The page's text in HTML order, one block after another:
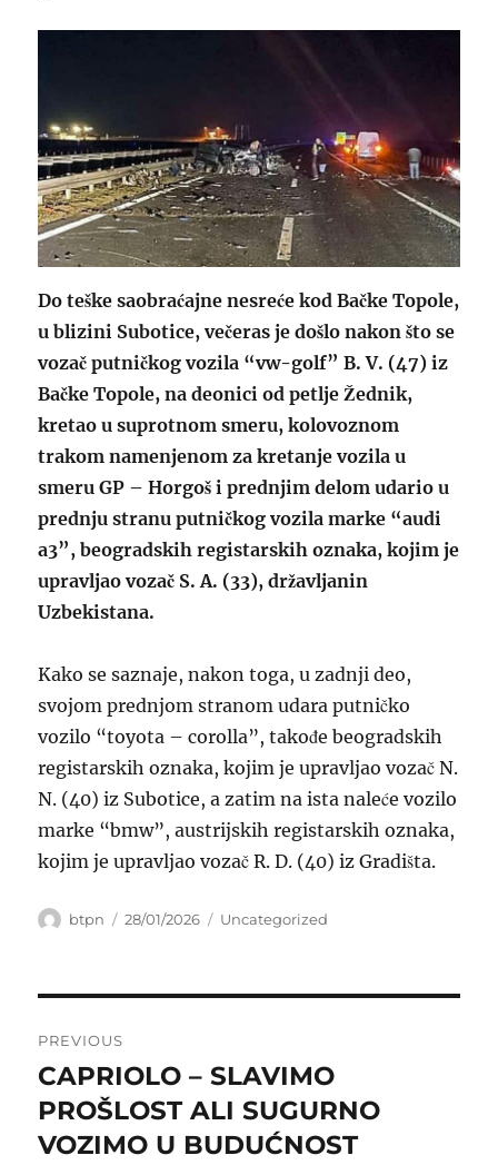
Do teške saobraćajne nesreće kod Bačke Topole,
u blizini Subotice, večeras je došlo nakon što se
vozač putničkog vozila “vw-golf” B. V. (47) iz
Bačke Topole, na deonici od petlje Žednik,
kretao u suprotnom smeru, kolovoznom
trakom namenjenom za kretanje vozila u
smeru GP – Horgoš i prednjim delom udario u
prednju stranu putničkog vozila marke “audi
a3”, beogradskih registarskih oznaka, kojim je
upravljao vozač S. A. (33), državljanin
Uzbekistana.
Kako se saznaje, nakon toga, u zadnji deo,
svojom prednjom stranom udara putničko
vozilo “toyota – corolla”, takođe beogradskih
registarskih oznaka, kojim je upravljao vozač N.
N. (40) iz Subotice, a zatim na ista naleće vozilo
marke “bmw”, austrijskih registarskih oznaka,
kojim je upravljao vozač R. D. (40) iz Gradišta.
Author
btpn
Posted
28/01/2026 Categories
Uncategorized
navigation
PREVIOUS
Previous
post:
CAPRIOLO – SLAVIMO
PROŠLOST ALI SUGURNO
VOZIMO U BUDUĆNOST